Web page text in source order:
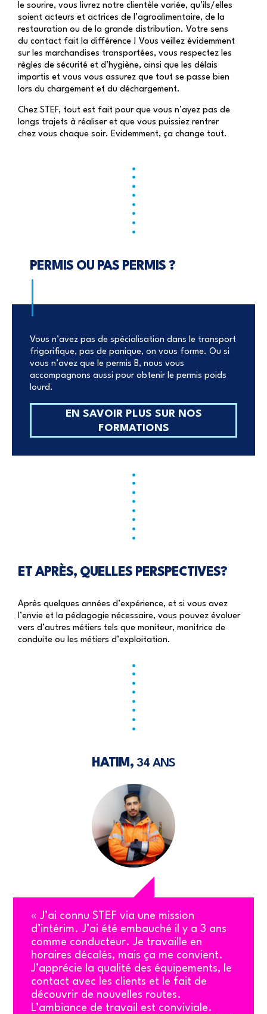
le sourire, vous livrez notre clientèle variée, qu’ils/elles
soient acteurs et actrices de l’agroalimentaire, de la
restauration ou de la grande distribution. Votre sens
du contact fait la différence ! Vous veillez évidemment
sur les marchandises transportées, vous respectez les
règles de sécurité et d’hygiène, ainsi que les délais
impartis et vous vous assurez que tout se passe bien
lors du chargement et du déchargement.
Chez STEF, tout est fait pour que vous n’ayez pas de
longs trajets à réaliser et que vous puissiez rentrer
chez vous chaque soir. Evidemment, ça change tout.
PERMIS OU PAS PERMIS ?
Vous n’avez pas de spécialisation dans le transport
frigorifique, pas de panique, on vous forme. Ou si
vous n’avez que le permis B, nous vous
accompagnons aussi pour obtenir le permis poids
lourd.
EN SAVOIR PLUS SUR NOS
FORMATIONS
ET APRÈS, QUELLES PERSPECTIVES?
Après quelques années d’expérience, et si vous avez
l’envie et la pédagogie nécessaire, vous pouvez évoluer
vers d’autres métiers tels que moniteur, monitrice de
conduite ou les métiers d’exploitation.
HATIM, 34 ANS
« J’ai connu STEF via une mission
d’intérim. J’ai été embauché il y a 3 ans
comme conducteur. Je travaille en
horaires décalés, mais ça me convient.
J’apprécie la qualité des équipements, le
contact avec les clients et le fait de
découvrir de nouvelles routes.
L’ambiance de travail est conviviale.